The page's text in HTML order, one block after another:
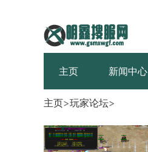
主页 新闻中心
主页>玩家论坛>